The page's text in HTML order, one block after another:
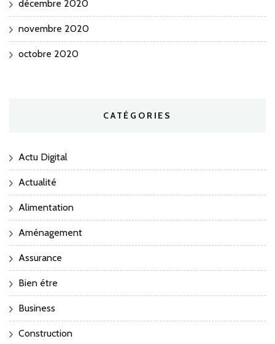
décembre 2020
novembre 2020
octobre 2020
CATÉGORIES
Actu Digital
Actualité
Alimentation
Aménagement
Assurance
Bien étre
Business
Construction